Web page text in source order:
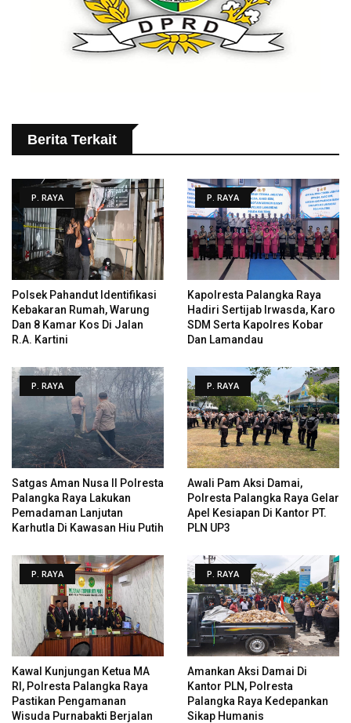
Berita Terkait
P. RAYA
Polsek Pahandut Identifikasi
Kebakaran Rumah, Warung
Dan 8 Kamar Kos Di Jalan
R.A. Kartini
P. RAYA
Kapolresta Palangka Raya
Hadiri Sertijab Irwasda, Karo
SDM Serta Kapolres Kobar
Dan Lamandau
P. RAYA
Satgas Aman Nusa II Polresta
Palangka Raya Lakukan
Pemadaman Lanjutan
Karhutla Di Kawasan Hiu Putih
P. RAYA
Awali Pam Aksi Damai,
Polresta Palangka Raya Gelar
Apel Kesiapan Di Kantor PT.
PLN UP3
P. RAYA
Kawal Kunjungan Ketua MA
RI, Polresta Palangka Raya
Pastikan Pengamanan
Wisuda Purnabakti Berjalan
P. RAYA
Amankan Aksi Damai Di
Kantor PLN, Polresta
Palangka Raya Kedepankan
Sikap Humanis